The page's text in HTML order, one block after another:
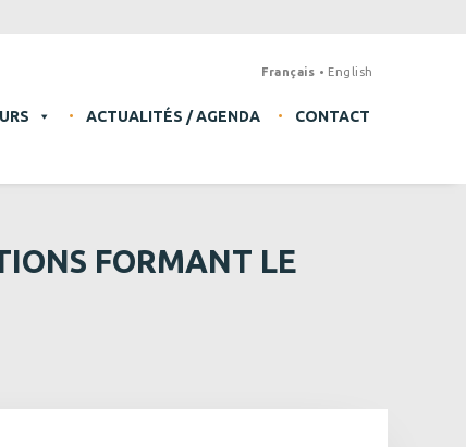
ACTUALITÉS / AGENDA CONTACT
Français English
FORMANT LE